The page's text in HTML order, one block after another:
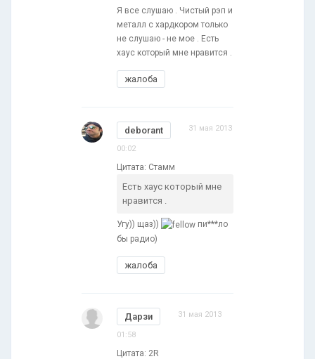
Я все слушаю . Чистый рэп и
металл с хардкором только
не слушаю - не мое . Есть
хаус который мне нравится .
жалоба
deborant 31 мая 2013
00:02
Цитата: Стамм
Есть хаус который мне
нравится .
Угу)) щаз))
пи***ло
бы радио)
жалоба
Дарзи 31 мая 2013
01:58
Цитата: 2R